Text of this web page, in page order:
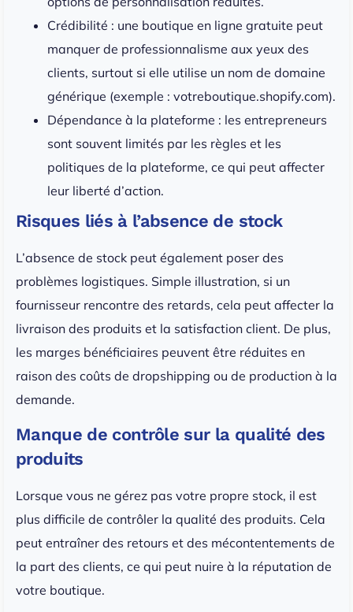
Crédibilité : une boutique en ligne gratuite peut
manquer de professionnalisme aux yeux des
clients, surtout si elle utilise un nom de domaine
générique (exemple : votreboutique.shopify.com).
Dépendance à la plateforme : les entrepreneurs
sont souvent limités par les règles et les
politiques de la plateforme, ce qui peut affecter
leur liberté d’action.
Risques liés à l’absence de stock
L’absence de stock peut également poser des
problèmes logistiques. Simple illustration, si un
fournisseur rencontre des retards, cela peut affecter la
livraison des produits et la satisfaction client. De plus,
les marges bénéficiaires peuvent être réduites en
raison des coûts de dropshipping ou de production à la
demande.
Manque de contrôle sur la qualité des
produits
Lorsque vous ne gérez pas votre propre stock, il est
plus difficile de contrôler la qualité des produits. Cela
peut entraîner des retours et des mécontentements de
la part des clients, ce qui peut nuire à la réputation de
votre boutique.